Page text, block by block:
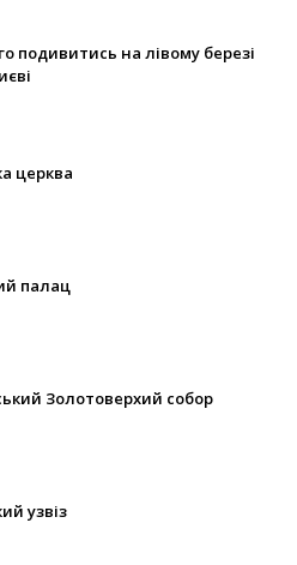
подивитись на лівому березі
церква
палац
Золотоверхий собор
узвіз